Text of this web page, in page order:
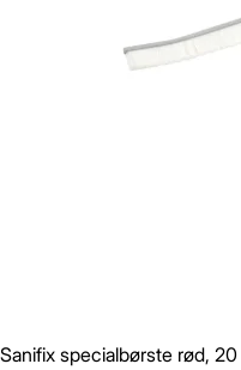
Sanifix specialbørste rød,